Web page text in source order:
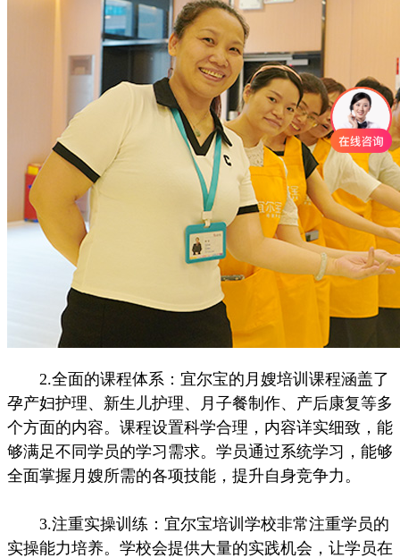
2.全面的课程体系：宜尔宝的月嫂培训课程涵盖了
孕产妇护理、新生儿护理、月子餐制作、产后康复等多
个方面的内容。课程设置科学合理，内容详实细致，能
够满足不同学员的学习需求。学员通过系统学习，能够
全面掌握月嫂所需的各项技能，提升自身竞争力。
3.注重实操训练：宜尔宝培训学校非常注重学员的
实操能力培养。学校会提供大量的实践机会，让学员在